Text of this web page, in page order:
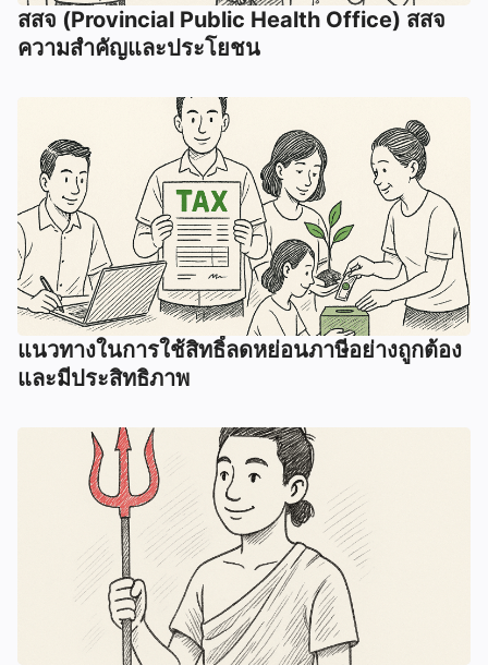
สสจ (Provincial Public Health Office) สสจ
ความสำคัญและประโยชน
แนวทางในการใช้สิทธิ์ลดหย่อนภาษีอย่างถูกต้อง
และมีประสิทธิภาพ